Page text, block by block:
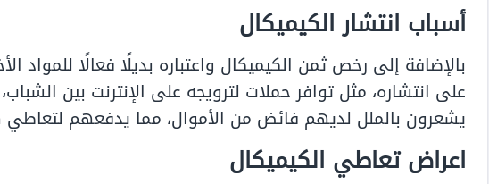
أسباب انتشار الكيميكال
بالإضافة إلى رخص ثمن الكيميكال واعتباره بديلًا فعالًا
على انتشاره، مثل توافر حملات لترويجه على الإنترنت بين
يشعرون بالملل لديهم فائض من الأموال، مما يدفعهم لتعاطي
اعراض تعاطي الكيميكال